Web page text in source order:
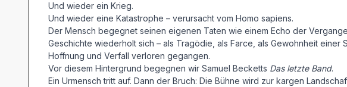
Und wieder ein Krieg.
Und wieder eine Katastrophe – verursacht vom Homo sapiens.
Der Mensch begegnet seinen eigenen Taten wie einem Echo der
Geschichte wiederholt sich – als Tragödie, als Farce, als Gewohnheit
Hoffnung und Verfall verloren gegangen.
Vor diesem Hintergrund begegnen wir Samuel Becketts Das letzte Band.
Ein Urmensch tritt auf. Dann der Bruch: Die Bühne wird zur kargen